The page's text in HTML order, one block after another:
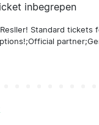
inbegrepen
Standard tickets